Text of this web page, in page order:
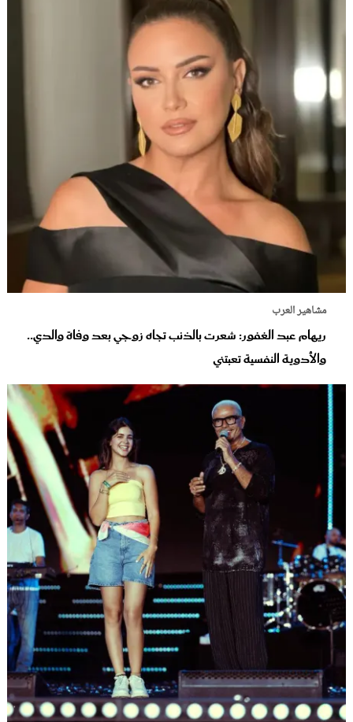
مشاهير العرب
ريهام عبد الغفور: شعرت بالذنب تجاه زوجي بعد وفاة والدي..
والأدوية النفسية تعبتني